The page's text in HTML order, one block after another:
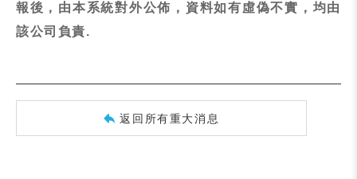
報後，由本系統對外公佈，資料如有虛偽不實，均由
該公司負責.
返回所有重大消息